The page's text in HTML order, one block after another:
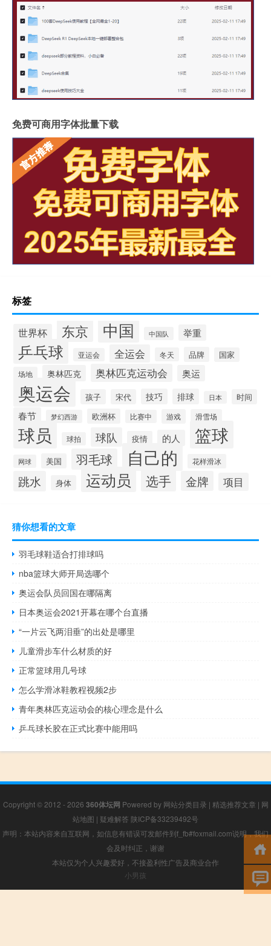
免费可商用字体批量下载
标签
世界杯 东京 中国 中国队 举重
乒乓球 亚运会 全运会 冬天 品牌 国家
场地 奥林匹克 奥林匹克运动会 奥运
奥运会 孩子 宋代 技巧 排球 日本 时间
春节 梦幻西游 欧洲杯 比赛中 游戏 滑雪场
球员 球拍 球队 疫情 的人 篮球
网球 美国 羽毛球 自己的 花样滑冰
跳水 身体 运动员 选手 金牌 项目
猜你想看的文章
羽毛球鞋适合打排球吗
nba篮球大师开局选哪个
奥运会队员回国在哪隔离
日本奥运会2021开幕在哪个台直播
“一片云飞两泪垂”的出处是哪里
儿童滑步车什么材质的好
正常篮球用几号球
怎么学滑冰鞋教程视频2步
青年奥林匹克运动会的核心理念是什么
乒乓球长胶在正式比赛中能用吗
Copyright © 2012 - 2026 360体坛网 Powered by 网站分类目录 | 精选推荐文章 | 网
站地图 | 疑难解答 陕ICP备33239492号
声明：本站内容来自互联网，如信息有错误可发邮件到f_fb#foxmail.com说明，我们
会及时纠正，谢谢
本站仅为个人兴趣爱好，不接盈利性广告及商业合作
小男孩